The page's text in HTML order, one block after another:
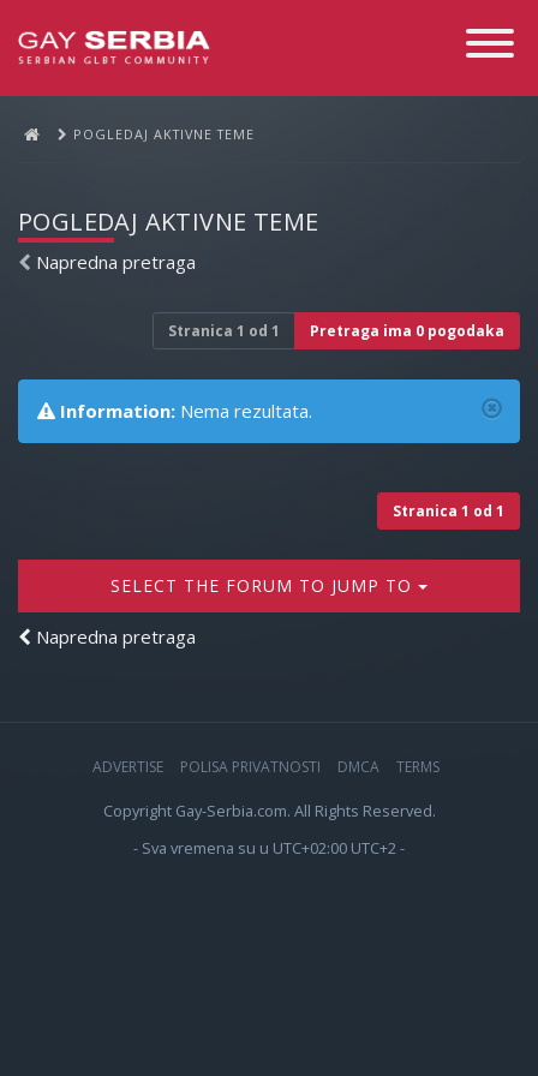
Toggle
POGLEDAJ AKTIVNE TEME
POGLEDAJ AKTIVNE TEME
Napredna pretraga
Stranica 1 od 1 Pretraga ima 0 pogodaka
Information: Nema rezultata.
Stranica 1 od 1
SELECT THE FORUM TO JUMP TO
Napredna pretraga
ADVERTISE POLISA PRIVATNOSTI DMCA TERMS
Copyright Gay-Serbia.com. All Rights Reserved.
- Sva vremena su u UTC+02:00 UTC+2 -